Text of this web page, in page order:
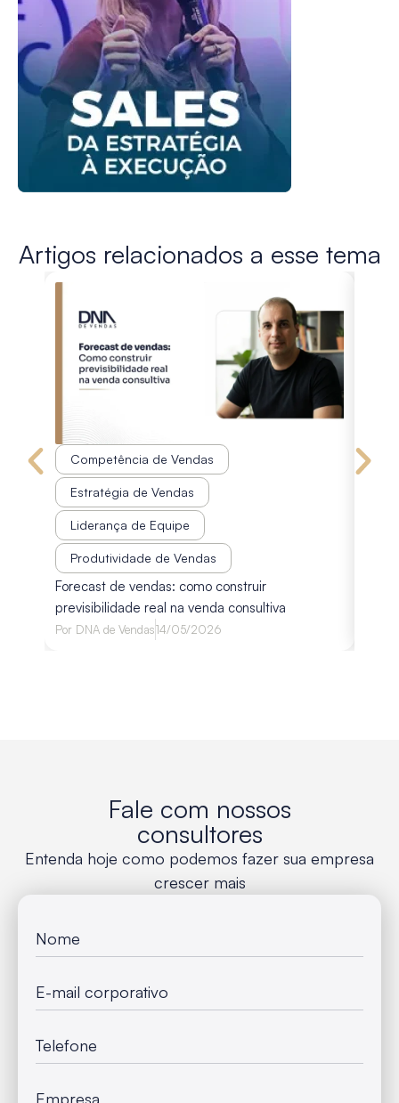
Artigos relacionados a esse tema
Competência de Vendas
Estratégia de Vendas
Liderança de Equipe
Produtividade de Vendas
Forecast de vendas: como construir
previsibilidade real na venda consultiva
Por DNA de Vendas14/05/2026
Fale com nossos
consultores
Entenda hoje como podemos fazer sua empresa
crescer mais